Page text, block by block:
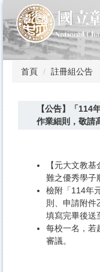
到
主
要
內
首頁 註冊組公告
【公告】「114
作業細則，敬請
【元大文教
難之優秀學子
檢附「114年
則、申請附件
填寫完畢後送
每校一名，若
審議。